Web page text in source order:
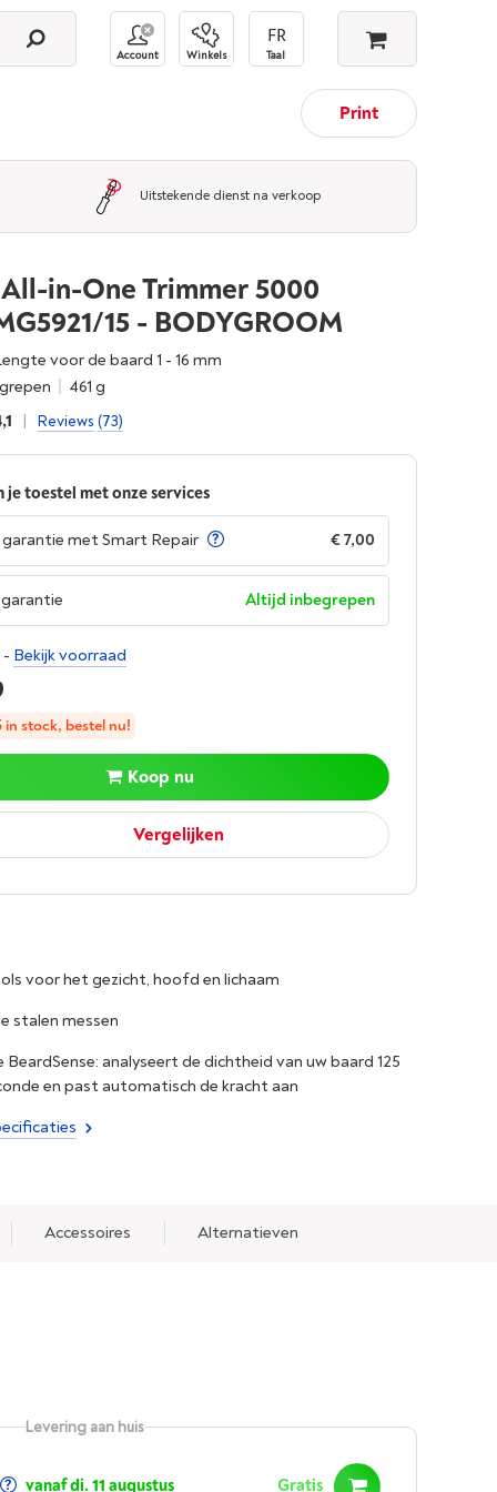
Account Winkels Taal
Print
Uitstekende dienst na verkoop
in-One Trimmer 5000
15 - BODYGROOM
Lengte voor de baard 1 - 16 mm
461 g
| Reviews (73)
je toestel met onze services
garantie met Smart Repair € 7,00
garantie Altijd inbegrepen
- Bekijk voorraad
in stock, bestel nu!
Koop nu
Vergelijken
voor het gezicht, hoofd en lichaam
stalen messen
BeardSense: analyseert de dichtheid van uw baard 125
en past automatisch de kracht aan
Accessoires Alternatieven
Levering aan huis
vanaf di. 11 augustus Gratis